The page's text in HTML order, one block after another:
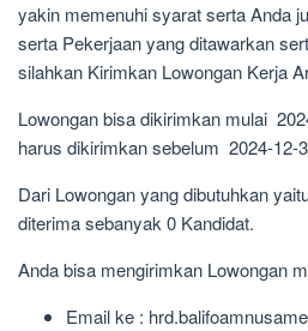
yakin memenuhi syarat serta Anda
serta Pekerjaan yang ditawarkan
silahkan Kirimkan Lowongan Kerja
Lowongan bisa dikirimkan mulai
harus dikirimkan sebelum 2024-12-
Dari Lowongan yang dibutuhkan
diterima sebanyak 0 Kandidat.
Anda bisa mengirimkan Lowongan
Email ke :